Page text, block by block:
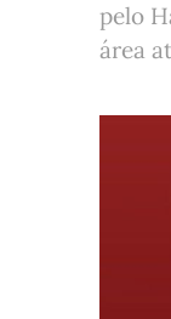
pelo
área